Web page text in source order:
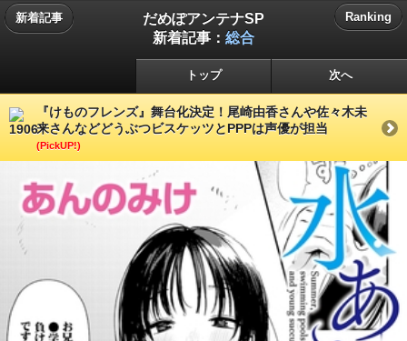
新着記事
だめぽアンテナSP
新着記事： 総合
Ranking
トップ 次へ
『けものフレンズ』舞台化決定！尾崎由香さんや佐々木未
来さんなどどうぶつビスケッツとPPPは声優が担当
(PickUP!)